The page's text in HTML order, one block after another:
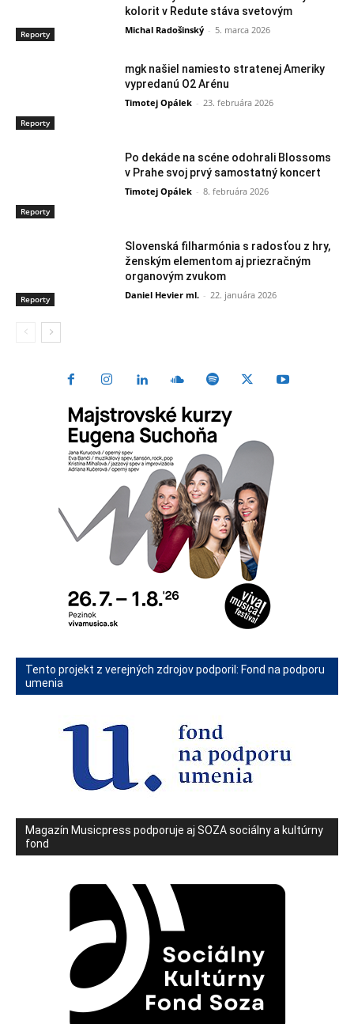
Reporty
kolorit v Redute stáva svetovým
Michal Radošinský - 5. marca 2026
Reporty
mgk našiel namiesto stratenej Ameriky
vypredanú O2 Arénu
Timotej Opálek - 23. februára 2026
Reporty
Po dekáde na scéne odohrali Blossoms
v Prahe svoj prvý samostatný koncert
Timotej Opálek - 8. februára 2026
Reporty
Slovenská filharmónia s radosťou z hry,
ženským elementom aj priezračným
organovým zvukom
Daniel Hevier ml. - 22. januára 2026
Tento projekt z verejných zdrojov podporil: Fond na podporu
umenia
Magazín Musicpress podporuje aj SOZA sociálny a kultúrny
fond